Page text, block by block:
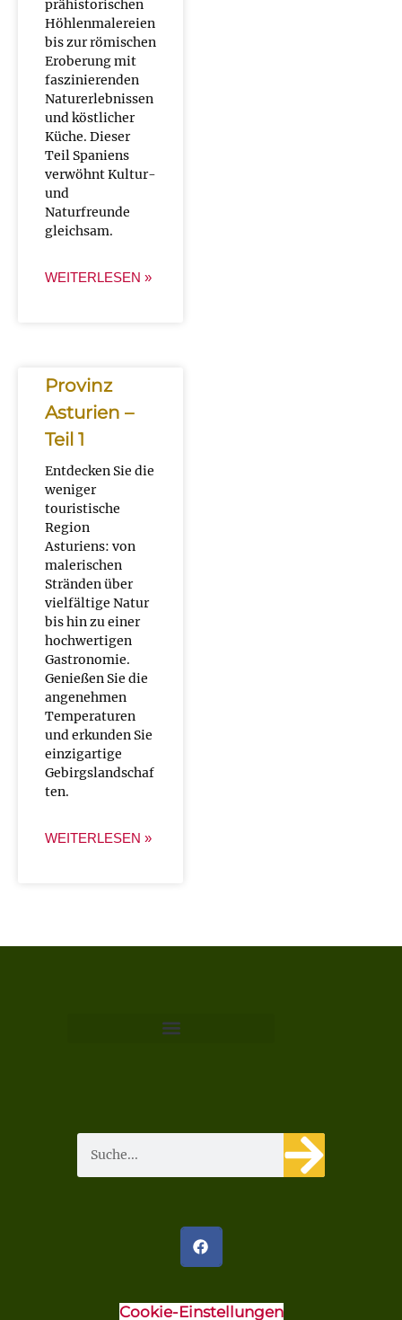
prähistorischen
Höhlenmalereien
bis zur römischen
Eroberung mit
faszinierenden
Naturerlebnissen
und köstlicher
Küche. Dieser
Teil Spaniens
verwöhnt Kultur-
und
Naturfreunde
gleichsam.
WEITERLESEN »
Provinz
Asturien –
Teil 1
Entdecken Sie die
weniger
touristische
Region
Asturiens: von
malerischen
Stränden über
vielfältige Natur
bis hin zu einer
hochwertigen
Gastronomie.
Genießen Sie die
angenehmen
Temperaturen
und erkunden Sie
einzigartige
Gebirgslandschaf
ten.
WEITERLESEN »
Cookie-Einstellungen